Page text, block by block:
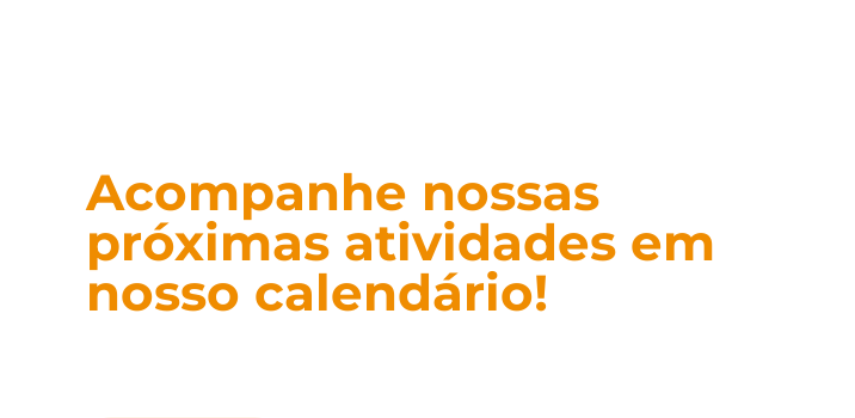
Acompanhe nossas
próximas atividades em
nosso calendário!